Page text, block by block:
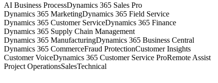
AI Business ProcessDynamics 365 Sales Pro
Dynamics 365 MarketingDynamics 365 Field Service
Dynamics 365 Customer ServiceDynamics 365 Finance
Dynamics 365 Supply Chain Management
Dynamics 365 ManufacturingDynamics 365 Business Central
Dynamics 365 CommerceFraud ProtectionCustomer Insights
Customer VoiceDynamics 365 Customer Service ProRemote Assist
Project OperationsSalesTechnical